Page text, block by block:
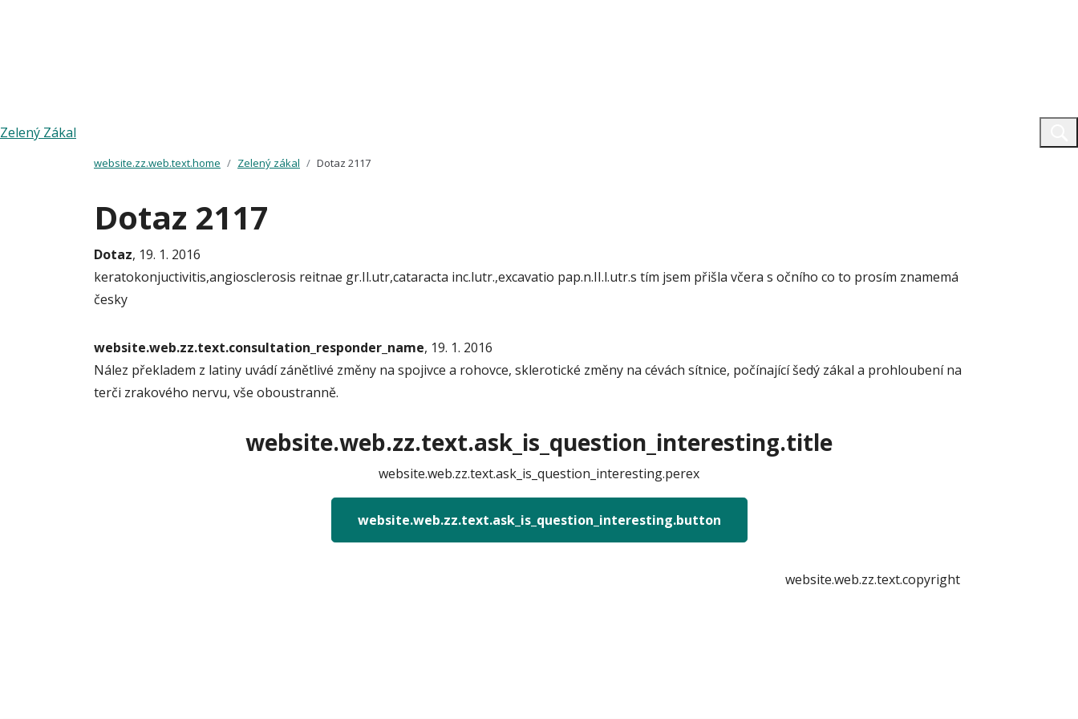
Zelený Zákal
website.zz.web.text.home Zelený zákal Dotaz 2117
Dotaz 2117
Dotaz, 19. 1. 2016
keratokonjuctivitis,angiosclerosis reitnae gr.Il.utr,cataracta inc.lutr.,excavatio pap.n.II.l.utr.s tím jsem přišla včera s očního co to prosím znamemá
česky
website.web.zz.text.consultation_responder_name, 19. 1. 2016
Nález překladem z latiny uvádí zánětlivé změny na spojivce a rohovce, sklerotické změny na cévách sítnice, počínající šedý zákal a prohloubení na
terči zrakového nervu, vše oboustranně.
website.web.zz.text.ask_is_question_interesting.title
website.web.zz.text.ask_is_question_interesting.perex
website.web.zz.text.ask_is_question_interesting.button
website.web.zz.text.copyright